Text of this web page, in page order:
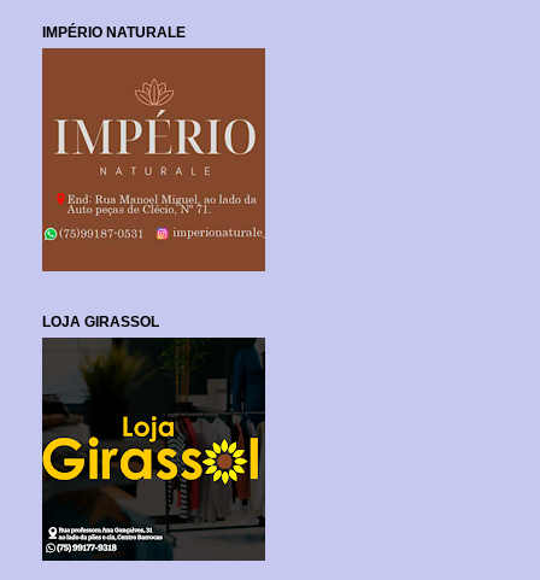
IMPÉRIO NATURALE
LOJA GIRASSOL